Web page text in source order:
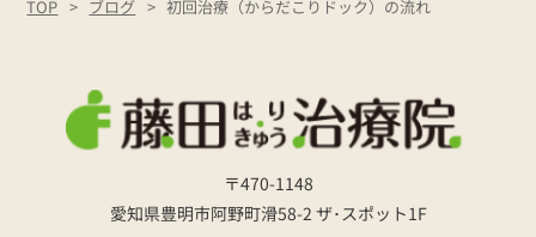
TOP ブログ 初回治療（からだこりドック）の流れ
〒470-1148
愛知県豊明市阿野町滑58-2 ザ･スポット1F